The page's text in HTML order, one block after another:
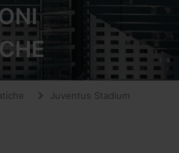
Juventus Stadium